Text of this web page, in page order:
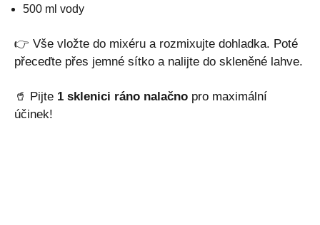
500 ml vody
👉 Vše vložte do mixéru a rozmixujte dohladka. Poté
přeceďte přes jemné sítko a nalijte do skleněné lahve.
🥤 Pijte 1 sklenici ráno nalačno pro maximální
účinek!